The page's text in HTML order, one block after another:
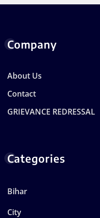
Company
About Us
Contact
GRIEVANCE REDRESSAL
Categories
Bihar
City